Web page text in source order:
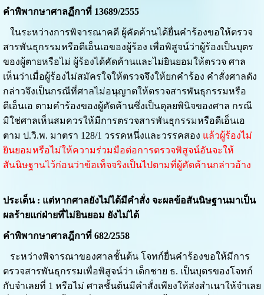
คำพิพากษาศาลฏีกาที่ 13689/2555
ในระหว่างการพิจารณาคดี ผู้คัดค้านได้ยื่นคำร้องขอให้ตรวจ
สารพันธุกรรมหรือดีเอ็นเอของผู้ร้อง เพื่อพิสูจน์ว่าผู้ร้องเป็นบุตร
ของผู้ตายหรือไม่ ผู้ร้องได้คัดค้านและไม่ยินยอมให้ตรวจ ศาล
เห็นว่าเมื่อผู้ร้องไม่สมัครใจให้ตรวจจึงให้ยกคำร้อง คำสั่งศาลดัง
กล่าวจึงเป็นกรณีที่ศาลไม่อนุญาตให้ตรวจสารพันธุกรรมหรือ
ดีเอ็นเอ ตามคำร้องของผู้คัดค้านซึ่งเป็นดุลยพินิจของศาล กรณี
มิใช่ศาลเห็นสมควรให้มีการตรวจสารพันธุกรรมหรือดีเอ็นเอ
ตาม ป.วิ.พ. มาตรา 128/1 วรรคหนึ่งและวรรคสอง แล้วผู้ร้องไม่
ยินยอมหรือไม่ให้ความร่วมมือต่อการตรวจพิสูจน์อันจะให้
สันนิษฐานไว้ก่อนว่าข้อเท็จจริงเป็นไปตามที่ผู้คัดค้านกล่าวอ้าง
ประเด็น : แต่หากศาลยังไม่ได้มีคำสั่ง จะผลข้อสันนิษฐานมาเป็น
ผลร้ายแก่ฝ่ายที่ไม่ยินยอม ยังไม่ได้
คำพิพากษาศาลฎีกาที่ 682/2558
ระหว่างพิจารณาของศาลชั้นต้น โจทก์ยื่นคำร้องขอให้มีการ
ตรวจสารพันธุกรรมเพื่อพิสูจน์ว่า เด็กชาย ธ. เป็นบุตรของโจทก์
กับจำเลยที่ 1 หรือไม่ ศาลชั้นต้นมีคำสั่งเพียงให้ส่งสำเนาให้จำเลย